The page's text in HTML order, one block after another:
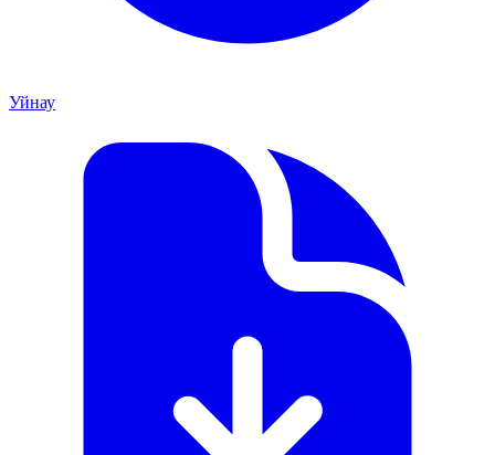
Уйнау